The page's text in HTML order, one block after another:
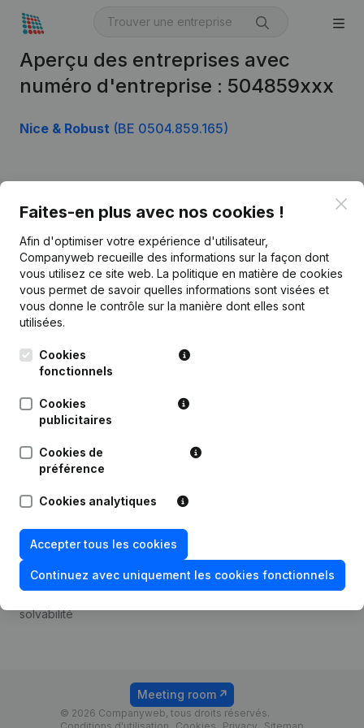
Aperçu des entreprises avec
numéro d'entreprise : 504859xxx
Nice & Robust (BE 0504.859.165)
Faites-en plus avec nos cookies !
Afin d'optimiser votre expérience d'utilisateur,
Companyweb recueille des informations sur la façon dont
vous utilisez ce site web. La politique en matière de cookies
vous permet de savoir quelles informations sont visées et
vous donne le contrôle sur la manière dont elles sont
utilisées.
Cookies
fonctionnels
Cookies
publicitaires
Cookies de
préférence
Cookies analytiques
Accepter tous les cookies
Continuez avec uniquement les cookies fonctionnels
Français
Kantorenpark Everest
Leuvensesteenweg
1800 Vilvoorde
Informations d’entreprise
Monitoring
Recherche internationale
Prospection
Compliance et prévention
de la fraude
Consulter des comptes
Recherche de numéro de
TVA
solvabilité
Tarifs
© 2026 Companyweb, tous droits réservés.
Meeting room